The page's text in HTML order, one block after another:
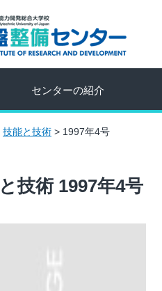
センターの紹介
技能と技術 > 1997年4号
技術 1997年4号